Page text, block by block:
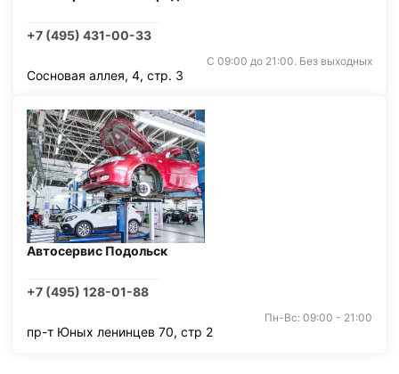
+7 (495) 431-00-33
С 09:00 до 21:00. Без выходных
Сосновая аллея, 4, стр. 3
Автосервис Подольск
+7 (495) 128-01-88
Пн-Вс: 09:00 - 21:00
пр-т Юных ленинцев 70, стр 2